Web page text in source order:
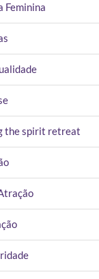
Feminina
the spirit retreat